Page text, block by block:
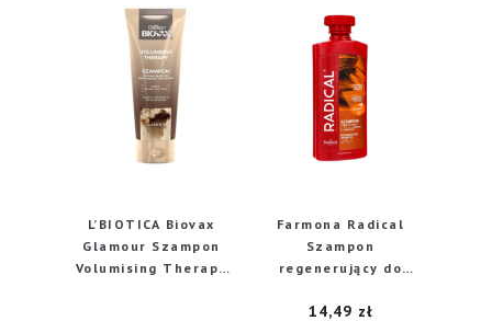
L’BIOTICA Biovax
Glamour Szampon
Volumising Therapy
Farmona Radical
Szampon
regenerujący do
łamliwych 400ml
14,49 zł